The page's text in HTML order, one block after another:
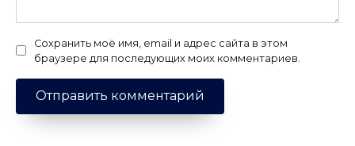
Сохранить моё имя, email и адрес сайта в этом
браузере для последующих моих комментариев.